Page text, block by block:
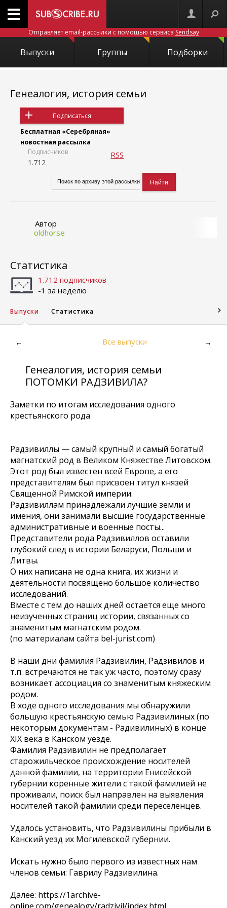
Отправляет email-рассылки с помощью сервиса Sendsay
Выпуски Группы Подборки
Генеалогия, история семьи
Подписаться
Бесплатная «Серебряная»
новостная рассылка
Подписчиков
1.712
RSS
Автор
oldhorse
Статистика
1.712 подписчиков
-1 за неделю
Выпуски Статистика
← Все выпуски →
Генеалогия, история семьи
ПОТОМКИ РАДЗИВИЛА?
Заметки по итогам исследования одного
крестьянского рода
Радзивиллы — самый крупный и самый богатый
магнатский род в Великом Княжестве Литовском.
Этот род был известен всей Европе, а его
представителям был присвоен титул князей
Священной Римской империи.
Радзивиллам принадлежали лучшие земли и
имения, они занимали высшие государственные
административные и военные посты...
Представители рода Радзивиллов оставили
глубокий след в истории Беларуси, Польши и
Литвы.
О них написана не одна книга, их жизни и
деятельности посвящено большое количество
исследований.
Вместе с тем до наших дней остается еще много
неизученных страниц истории, связанных со
знаменитым магнатским родом.
(по материалам сайта bel-jurist.com)
В наши дни фамилия Радзивилин, Радзивилов и
т.п. встречаются не так уж часто, поэтому сразу
возникает ассоциация со знаменитым княжеским
родом.
В ходе одного исследования мы обнаружили
большую крестьянскую семью Радзивилиных (по
некоторым документам - Радивилиных) в конце
XIX века в Канском уезде.
Фамилия Радзивилин не предполагает
старожильческое происхождение носителей
данной фамилии, на территории Енисейской
губернии коренные жители с такой фамилией не
проживали, поиск был направлен на выявления
носителей такой фамилии среди переселенцев.
Удалось установить, что Радзивилины прибыли в
Канский уезд их Могилевской губернии.
Искать нужно было первого из известных нам
членов семьи: Гаврилу Радзивилина.
Далее: https://1archive-